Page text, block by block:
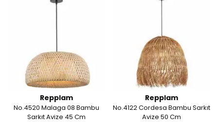
Repplam
No.4520 Malaga 08 Bambu
Sarkıt Avize 45 Cm
Repplam
No.4122 Cordesa Bambu Sarkıt
Avize 50 Cm